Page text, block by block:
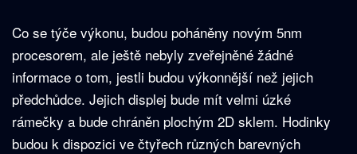
Co se týče výkonu, budou poháněny novým 5nm
procesorem, ale ještě nebyly zveřejněné žádné
informace o tom, jestli budou výkonnější než jejich
předchůdce. Jejich displej bude mít velmi úzké
rámečky a bude chráněn plochým 2D sklem. Hodinky
budou k dispozici ve čtyřech různých barevných